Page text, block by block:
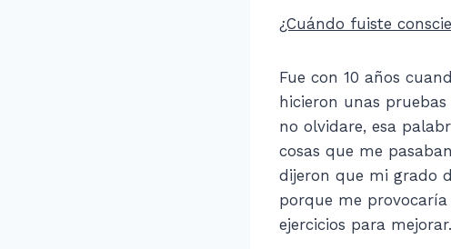
¿Cuándo fuiste
Fue con 10 años
hicieron unas
no olvidare, esa
cosas que me
dijeron que mi grado
porque me
ejercicios para mejorar.